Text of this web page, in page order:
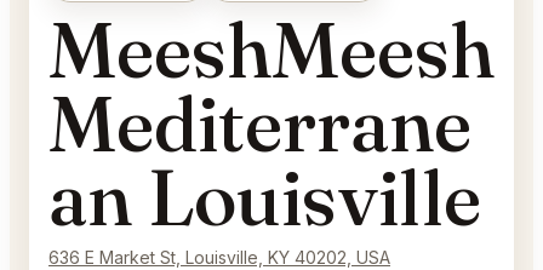
MeeshMeesh
Mediterrane
an Louisville
636 E Market St, Louisville, KY 40202, USA